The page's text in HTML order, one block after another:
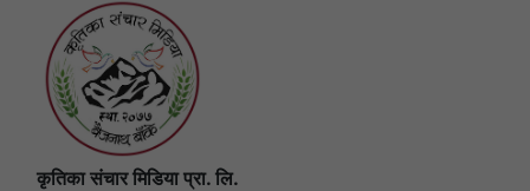
कृतिका संचार मिडिया प्रा. लि.